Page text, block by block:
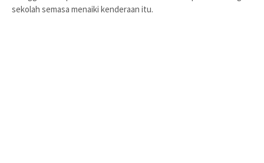
sekolah semasa menaiki kenderaan itu.